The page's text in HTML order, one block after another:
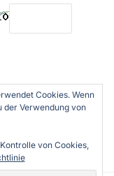
Cookies. Wenn
der Verwendung von
von Cookies,